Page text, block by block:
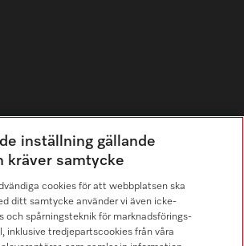
inställning gällande
kräver samtycke
cookies för att webbplatsen ska
ditt samtycke använder vi även icke-
och spårningsteknik för marknadsförings-
inklusive tredjepartscookies från våra